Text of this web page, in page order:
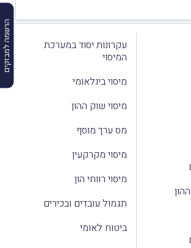
הרשמה למבזקים
עקרונות יסוד במערכת
המיסוי
מיסוי בינלאומי
מיסוי שוק ההון
מס ערך מוסף
מיסוי מקרקעין
מיסוי רווחי הון
תגמול עובדים ובכירים
ביטוח לאומי